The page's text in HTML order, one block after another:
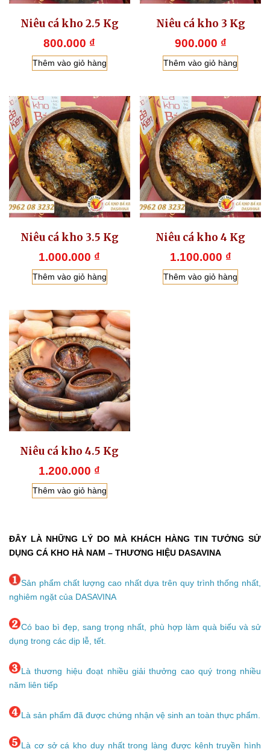
Niêu cá kho 2.5 Kg
800.000 ₫
Thêm vào giỏ hàng
Niêu cá kho 3 Kg
900.000 ₫
Thêm vào giỏ hàng
Niêu cá kho 3.5 Kg
1.000.000 ₫
Thêm vào giỏ hàng
Niêu cá kho 4 Kg
1.100.000 ₫
Thêm vào giỏ hàng
Niêu cá kho 4.5 Kg
1.200.000 ₫
Thêm vào giỏ hàng
ĐÂY LÀ NHỮNG LÝ DO MÀ KHÁCH HÀNG TIN TƯỞNG SỬ
DỤNG CÁ KHO HÀ NAM – THƯƠNG HIỆU DASAVINA
Sản phẩm chất lượng cao nhất dựa trên quy trình thống nhất,
nghiêm ngặt của DASAVINA
Có bao bì đẹp, sang trọng nhất, phù hợp làm quà biếu và sử
dụng trong các dịp lễ, tết.
Là thương hiệu đoạt nhiều giải thưởng cao quý trong nhiều
năm liên tiếp
Là sản phẩm đã được chứng nhận vệ sinh an toàn thực phẩm.
Là cơ sở cá kho duy nhất trong làng được kênh truyền hình